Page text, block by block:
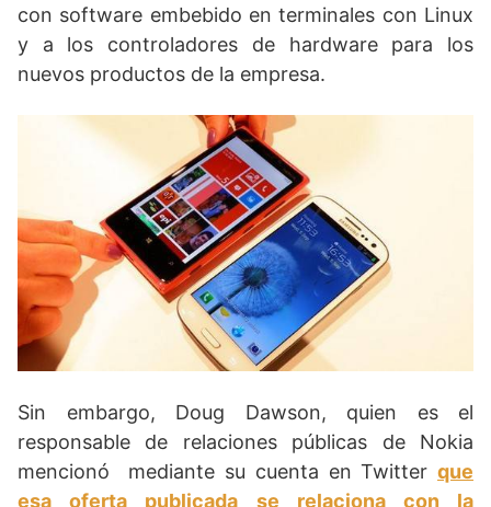
con software embebido en terminales con Linux
y a los controladores de hardware para los
nuevos productos de la empresa.
Sin embargo, Doug Dawson, quien es el
responsable de relaciones públicas de Nokia
mencionó mediante su cuenta en Twitter que
esa oferta publicada se relaciona con la